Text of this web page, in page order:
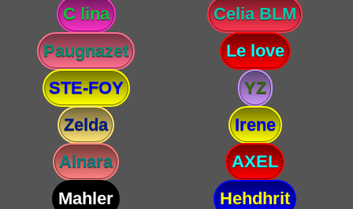
C lina
Celia BLM
Paugnazet
Le love
STE-FOY
YZ
Zelda
Irene
Ainara
AXEL
Mahler
Hehdhrit